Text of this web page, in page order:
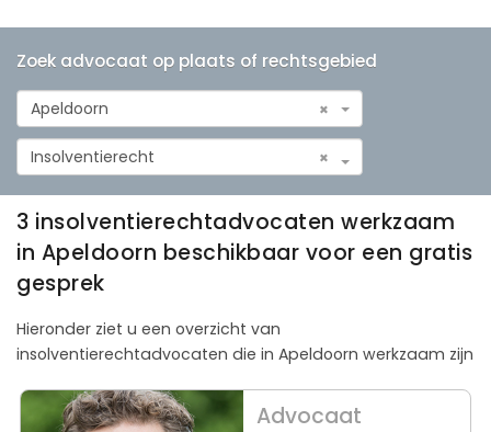
Zoek advocaat op plaats of rechtsgebied
×
Apeldoorn
×
Insolventierecht
3 insolventierechtadvocaten werkzaam
in Apeldoorn beschikbaar voor een gratis
gesprek
Hieronder ziet u een overzicht van
insolventierechtadvocaten die in Apeldoorn werkzaam zijn
Advocaat